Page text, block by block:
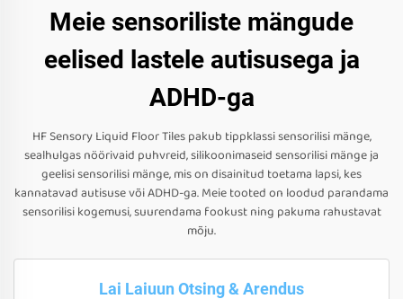
Meie sensoriliste mängude
eelised lastele autisusega ja
ADHD-ga
HF Sensory Liquid Floor Tiles pakub tippklassi sensorilisi mänge,
sealhulgas nöörivaid puhvreid, silikoonimaseid sensorilisi mänge ja
geelisi sensorilisi mänge, mis on disainitud toetama lapsi, kes
kannatavad autisuse või ADHD-ga. Meie tooted on loodud parandama
sensorilisi kogemusi, suurendama fookust ning pakuma rahustavat
mõju.
Lai Laiuun Otsing & Arendus